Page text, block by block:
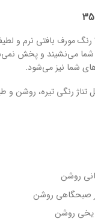
این پالت سایه چشم 35 رنگ مورف
می‌نشیند و پخش
شما نیز می‌شود.
تناژ رنگی تیره، روشن